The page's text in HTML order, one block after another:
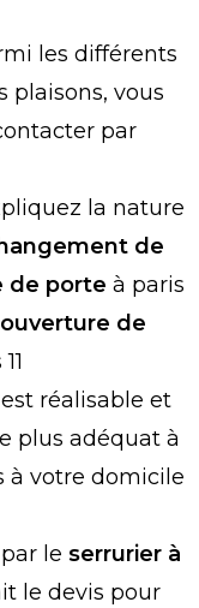
les différents
plaisons, vous
par
la nature
de
de porte à paris
ouverture de
réalisable et
plus adéquat à
à votre domicile
le serrurier à
le devis pour